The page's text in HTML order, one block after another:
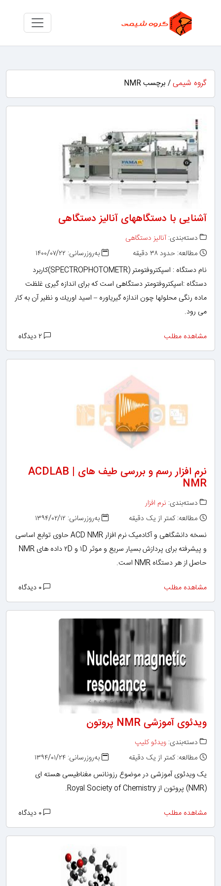
گروه شیمی / برچسب NMR
آشنایی با دستگاههای آنالیز دستگاهی
دسته‌بندی: آنالیز دستگاهی
مطالعه: حدود ۳۸ دقیقه
به‌روزرسانی: ۱۴۰۰/۰۷/۲۲
نام دستگاه : اسپكتروفتومتر (SPECTROPHOTOMETR)كاربرد
دستگاه :اسپكتروفتومتر دستگاهی است كه برای اندازه گیری غلظت
ماده رنگی محلولها چون اندازه گیریاوره – اسید اوریك و نظیر آن به كار
می رود.
مشاهده مطلب
نرم افزار رسم و بررسی طیف های ACDLAB |
NMR
دسته‌بندی: نرم افزار
مطالعه: کمتر از یک دقیقه
به‌روزرسانی: ۱۳۹۴/۰۲/۱۲
نسخه دانشگاهی و آکادمیک نرم افزار ACD NMR حاوی توابع اساسی
و پیشرفته برای پردازش بسیار سریع و موثر ۱D و ۲D داده های NMR
حاصل از هر دستگاه NMR است.
مشاهده مطلب
ویدئوی آموزشی NMR پروتون
دسته‌بندی: ویدئو کلیپ
مطالعه: کمتر از یک دقیقه
به‌روزرسانی: ۱۳۹۴/۰۱/۲۴
یک ویدئوی آموزشی در موضوع رزونانس مغناطیسی هسته ای
(NMR) پروتون از Royal Society of Chemistry.
مشاهده مطلب